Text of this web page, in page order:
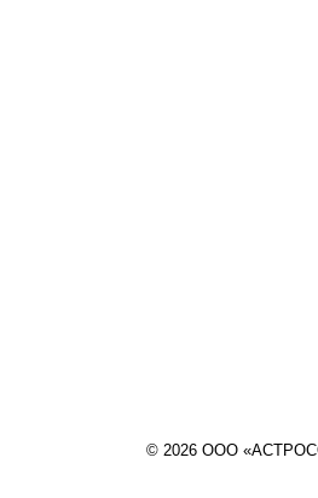
© 2026 ООО